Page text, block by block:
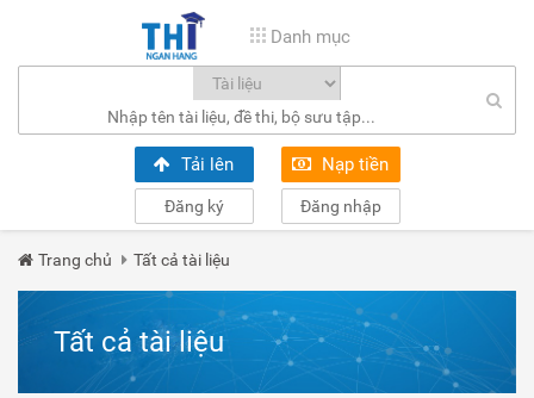
Danh mục
Tải lên Nạp tiền
Đăng ký Đăng nhập
Trang chủ Tất cả tài liệu
Tất cả tài liệu